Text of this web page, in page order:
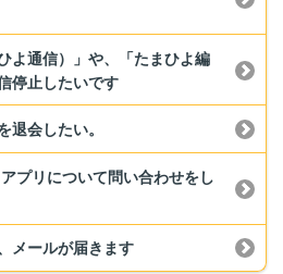
よ通信）」や、「たまひよ編
停止したいです
退会したい。
プリについて問い合わせをし
メールが届きます